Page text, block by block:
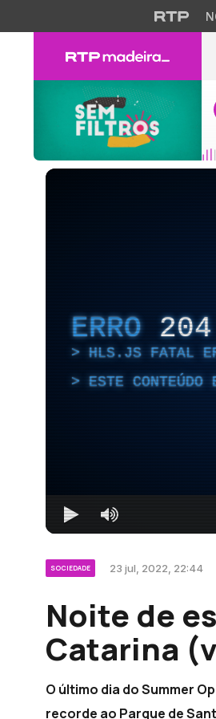
ERRO 204
HLS.JS FATAL
ESTE
SOCIEDADE 23 jul, 2022, 22:44
Noite de
Catarina
O último dia do Summer
recorde ao Parque de